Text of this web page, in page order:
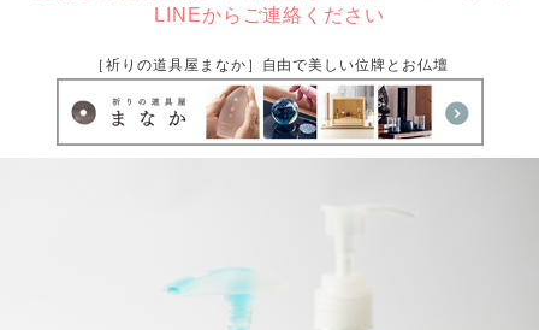
LINEからご連絡ください
［祈りの道具屋まなか］自由で美しい位牌とお仏壇